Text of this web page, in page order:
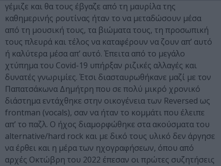
γέμιζε και θα τους έβγαζε από τη μαυρίλα της
καθημερινής ρουτίνας ήταν το να μεταδώσουν μέσα
από τη μουσική τους, τα βιώματα τους, τη προσωπική
τους πλευρά και τέλος να καταφέρουν να ζουν απ’ αυτό
ή καλύτερα μέσα απ’ αυτό. Έπειτα από το μεγάλο
χτύπημα του Covid-19 υπήρξαν ριζικές αλλαγές και
δυνατές γνωριμίες. Έτσι διασταυρωθήκανε μαζί με τον
Παπατσάκωνα Δημήτρη που σε πολύ μικρό χρονικό
διάστημα εντάχθηκε στην οικογένεια των Reversed ως
frontman (vocals), σαν να ήταν το κομμάτι που έλειπε
απ’ το παζλ. Ο ήχος διαμορφώθηκε στα ακούσματα του
alternative/hard rock και με δικό τους υλικό δεν άργησε
να έρθει και η μέρα των ηχογραφήσεων, όπου από
αρχές Οκτώβρη του 2022 έπεσαν οι πρώτες συζητήσεις